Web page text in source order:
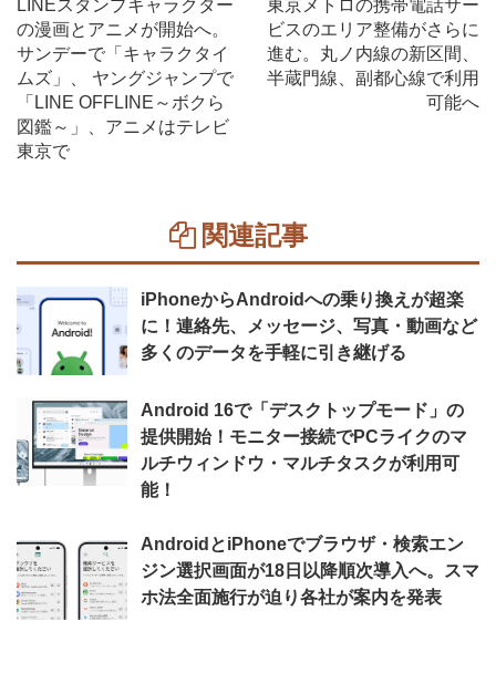
LINEスタンプキャラクター
の漫画とアニメが開始へ。
サンデーで「キャラクタイ
ムズ」、 ヤングジャンプで
「LINE OFFLINE～ボクら
図鑑～」、アニメはテレビ
東京で
東京メトロの携帯電話サー
ビスのエリア整備がさらに
進む。丸ノ内線の新区間、
半蔵門線、副都心線で利用
可能へ
関連記事
iPhoneからAndroidへの乗り換えが超楽
に！連絡先、メッセージ、写真・動画など
多くのデータを手軽に引き継げる
Android 16で「デスクトップモード」の
提供開始！モニター接続でPCライクのマ
ルチウィンドウ・マルチタスクが利用可
能！
AndroidとiPhoneでブラウザ・検索エン
ジン選択画面が18日以降順次導入へ。スマ
ホ法全面施行が迫り各社が案内を発表